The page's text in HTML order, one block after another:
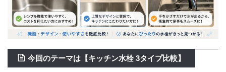
今回のテーマは【キッチン水栓 3タイプ比較】